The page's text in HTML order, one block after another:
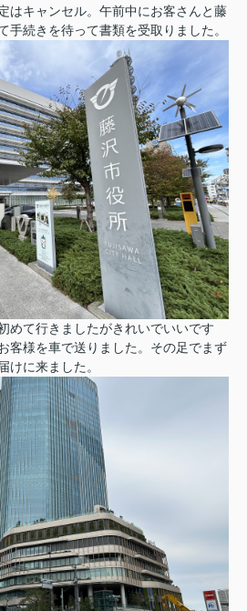
はキャンセル。 午前中にお客さんと藤
手続きを待って書類を受取りました。
めて行きましたがきれいでいいです
客様を車で送りました。その足でまず
けに来ました。